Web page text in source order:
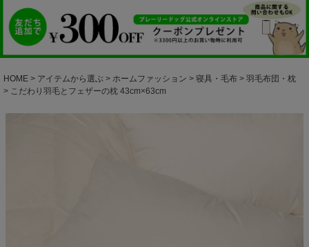
HOME アイテムから選ぶ ホームファッション 寝具・毛布
羽毛布団・枕
こだわり羽毛とフェザーの枕 43cm×63cm